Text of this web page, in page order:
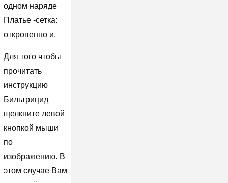
одном наряде
Платье -сетка:
откровенно и.
Для того чтобы
прочитать
инструкцию
Бильтрицид
щелкните левой
кнопкой мыши
по
изображению. В
этом случае Вам